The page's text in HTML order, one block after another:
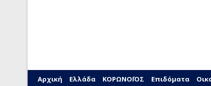
Αρχική Ελλάδα ΚΟΡΩΝΟΪΟΣ Επιδόματα